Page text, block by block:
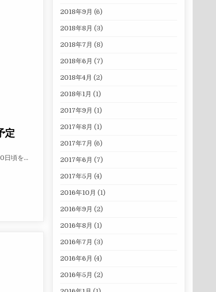
定
日頃を…
2018年9月 (6)
2018年8月 (3)
2018年7月 (8)
2018年6月 (7)
2018年4月 (2)
2018年1月 (1)
2017年9月 (1)
2017年8月 (1)
2017年7月 (6)
2017年6月 (7)
2017年5月 (4)
2016年10月 (1)
2016年9月 (2)
2016年8月 (1)
2016年7月 (3)
2016年6月 (4)
2016年5月 (2)